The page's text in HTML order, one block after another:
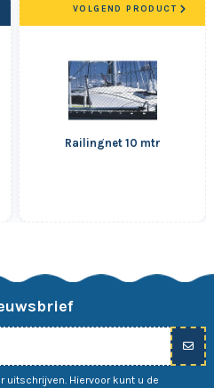
Railingnet 10 mtr
VOLGEND PRODUCT
uitschrijven. Hiervoor kunt u de